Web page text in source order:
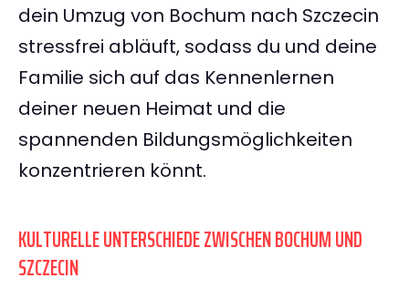
dein Umzug von Bochum nach Szczecin
stressfrei abläuft, sodass du und deine
Familie sich auf das Kennenlernen
deiner neuen Heimat und die
spannenden Bildungsmöglichkeiten
konzentrieren könnt.
KULTURELLE UNTERSCHIEDE ZWISCHEN BOCHUM UND
SZCZECIN